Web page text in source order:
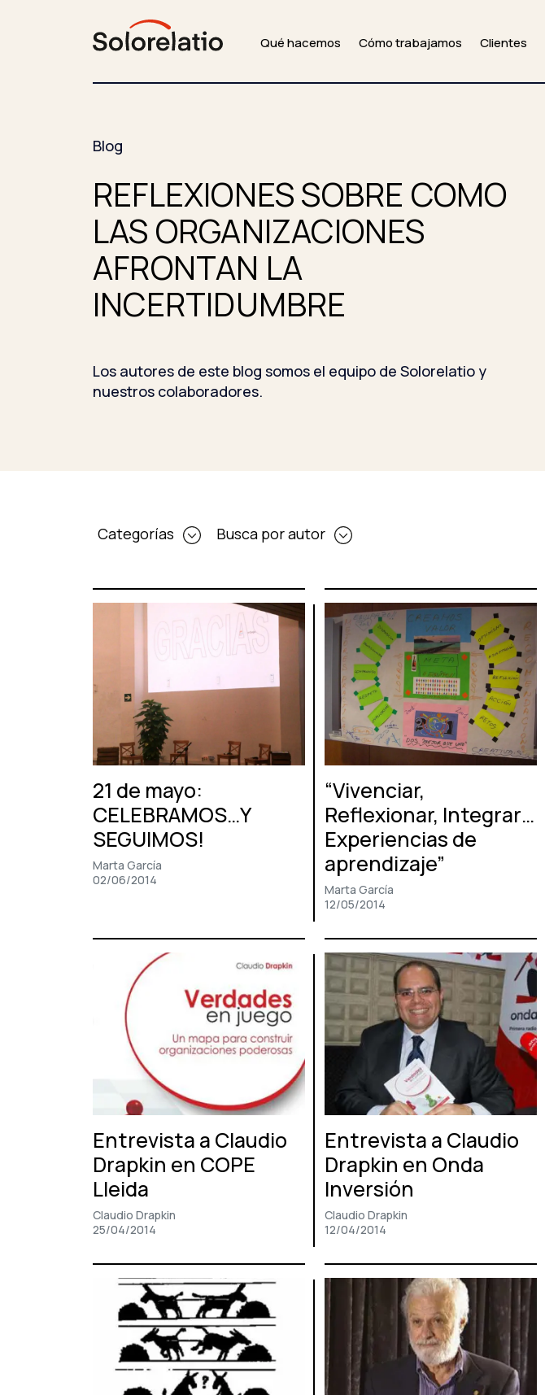
Qué hacemos Cómo trabajamos Clientes
Blog
REFLEXIONES SOBRE COMO
LAS ORGANIZACIONES
AFRONTAN LA
INCERTIDUMBRE
Los autores de este blog somos el equipo de Solorelatio y
nuestros colaboradores.
Categorías Busca por autor
21 de mayo:
CELEBRAMOS…Y
SEGUIMOS!
Marta García
02/06/2014
“Vivenciar,
Reflexionar, Integrar…
Experiencias de
aprendizaje”
Marta García
12/05/2014
Entrevista a Claudio
Drapkin en COPE
Lleida
Claudio Drapkin
25/04/2014
Entrevista a Claudio
Drapkin en Onda
Inversión
Claudio Drapkin
12/04/2014